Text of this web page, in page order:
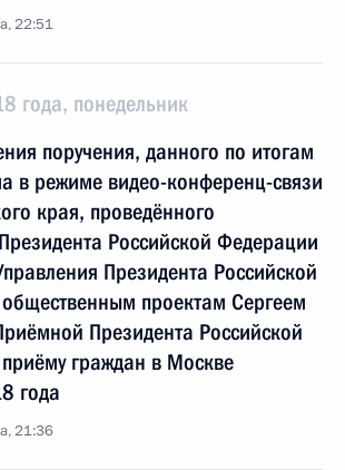
22:51
года, понедельник
поручения, данного по итогам
в режиме видео-конференц-связи
края, проведённого
Российской Федерации
Президента Российской
проектам Сергеем
Президента Российской
граждан в Москве
года
21:36